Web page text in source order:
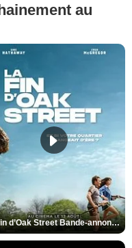
au
La fin d’Oak Street Bande-annonce VO STFR